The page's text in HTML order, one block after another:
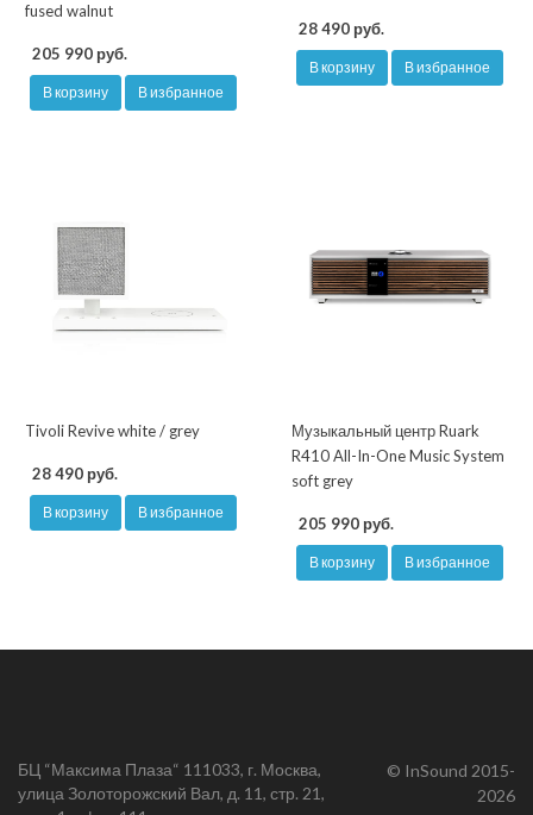
fused walnut
205 990 руб.
В корзину В избранное
28 490 руб.
В корзину В избранное
Tivoli Revive white / grey
28 490 руб.
В корзину В избранное
Музыкальный центр Ruark
R410 All-In-One Music System
soft grey
205 990 руб.
В корзину В избранное
БЦ “Максима Плаза“ 111033, г. Москва,
улица Золоторожский Вал, д. 11, стр. 21,
© InSound 2015-
2026